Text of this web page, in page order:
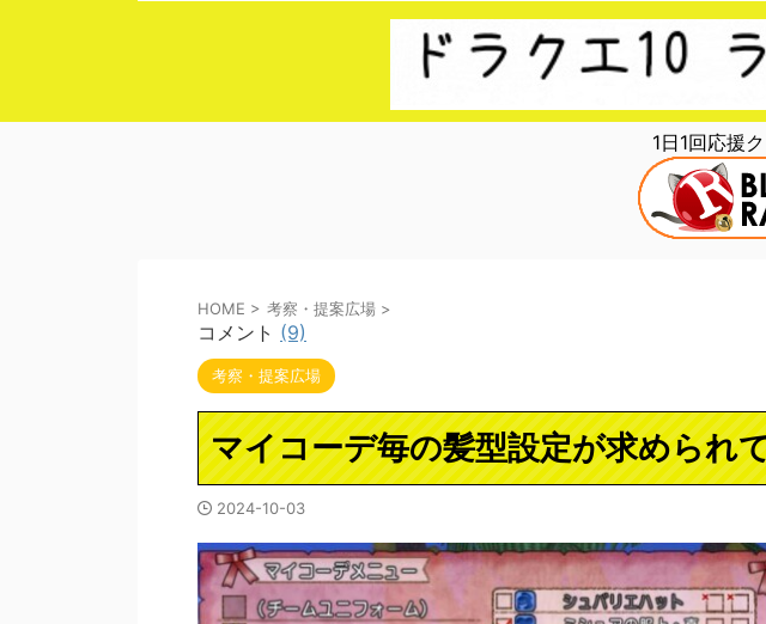
1日1回応援
HOME > 考察・提案広場 >
コメント (9)
考察・提案広場
マイコーデ毎の髪型設定が求められ
2024-10-03